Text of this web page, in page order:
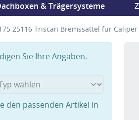
& Trägersysteme
25116 Triscan Bremssattel für
Sie Ihre Angaben.
den passenden Artikel in